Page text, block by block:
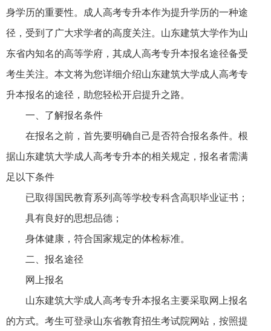
身学历的重要性。成人高考专升本作为提升学历的一种途
径，受到了广大求学者的高度关注。山东建筑大学作为山
东省内知名的高等学府，其成人高考专升本报名途径备受
考生关注。本文将为您详细介绍山东建筑大学成人高考专
升本报名的途径，助您轻松开启提升之路。
一、了解报名条件
在报名之前，首先要明确自己是否符合报名条件。根
据山东建筑大学成人高考专升本的相关规定，报名者需满
足以下条件
已取得国民教育系列高等学校专科含高职毕业证书；
具有良好的思想品德；
身体健康，符合国家规定的体检标准。
二、报名途径
网上报名
山东建筑大学成人高考专升本报名主要采取网上报名
的方式。考生可登录山东省教育招生考试院网站，按照提